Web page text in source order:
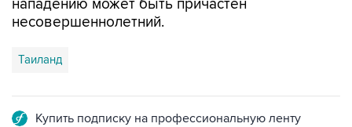
нападению может быть причастен
несовершеннолетний.
Таиланд
Купить подписку на профессиональную ленту